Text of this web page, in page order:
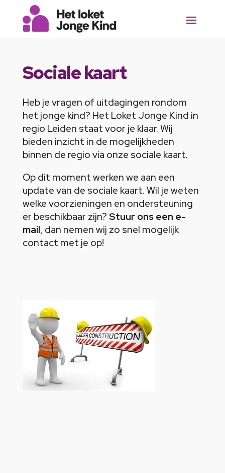
Sociale kaart
Heb je vragen of uitdagingen rondom
het jonge kind? Het Loket Jonge Kind in
regio Leiden staat voor je klaar. Wij
bieden inzicht in de mogelijkheden
binnen de regio via onze sociale kaart.
Op dit moment werken we aan een
update van de sociale kaart. Wil je weten
welke voorzieningen en ondersteuning
er beschikbaar zijn? Stuur ons een e-
mail, dan nemen wij zo snel mogelijk
contact met je op!